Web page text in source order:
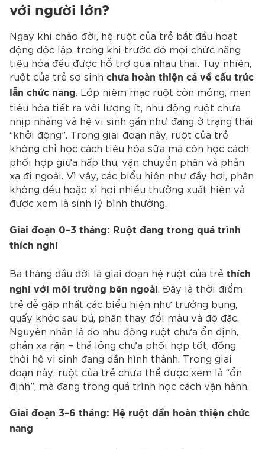
với người lớn?
Ngay khi chào đời, hệ ruột của trẻ bắt đầu hoạt
động độc lập, trong khi trước đó mọi chức năng
tiêu hóa đều được hỗ trợ qua nhau thai. Tuy nhiên,
ruột của trẻ sơ sinh chưa hoàn thiện cả về cấu trúc
lẫn chức năng. Lớp niêm mạc ruột còn mỏng, men
tiêu hóa tiết ra với lượng ít, nhu động ruột chưa
nhịp nhàng và hệ vi sinh gần như đang ở trạng thái
“khởi động”. Trong giai đoạn này, ruột của trẻ
không chỉ học cách tiêu hóa sữa mà còn học cách
phối hợp giữa hấp thu, vận chuyển phân và phản
xạ đi ngoài. Vì vậy, các biểu hiện như đầy hơi, phân
không đều hoặc xì hơi nhiều thường xuất hiện và
được xem là sinh lý bình thường.
Giai đoạn 0–3 tháng: Ruột đang trong quá trình
thích nghi
Ba tháng đầu đời là giai đoạn hệ ruột của trẻ thích
nghi với môi trường bên ngoài. Đây là thời điểm
trẻ dễ gặp nhất các biểu hiện như trướng bụng,
quấy khóc sau bú, phân thay đổi màu và độ đặc.
Nguyên nhân là do nhu động ruột chưa ổn định,
phản xạ rặn – thả lỏng chưa phối hợp tốt, đồng
thời hệ vi sinh đang dần hình thành. Trong giai
đoạn này, ruột của trẻ chưa thể được xem là “ổn
định”, mà đang trong quá trình học cách vận hành.
Giai đoạn 3–6 tháng: Hệ ruột dần hoàn thiện chức
năng